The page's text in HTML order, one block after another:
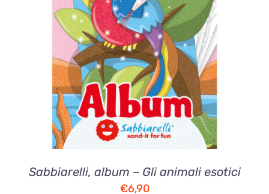
AGGIUNGI AL CARRELLO
/
DETTAGLI
Sabbiarelli, album – Gli animali esotici
€6,90